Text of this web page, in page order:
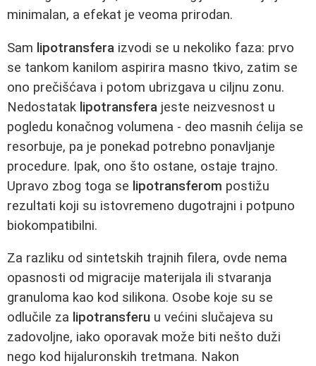
minimalan, a efekat je veoma prirodan.
Sam lipotransfera izvodi se u nekoliko faza: prvo
se tankom kanilom aspirira masno tkivo, zatim se
ono prečišćava i potom ubrizgava u ciljnu zonu.
Nedostatak lipotransfera jeste neizvesnost u
pogledu konačnog volumena - deo masnih ćelija se
resorbuje, pa je ponekad potrebno ponavljanje
procedure. Ipak, ono što ostane, ostaje trajno.
Upravo zbog toga se lipotransferom postižu
rezultati koji su istovremeno dugotrajni i potpuno
biokompatibilni.
Za razliku od sintetskih trajnih filera, ovde nema
opasnosti od migracije materijala ili stvaranja
granuloma kao kod silikona. Osobe koje su se
odlučile za lipotransferu u većini slučajeva su
zadovoljne, iako oporavak može biti nešto duži
nego kod hijaluronskih tretmana. Nakon